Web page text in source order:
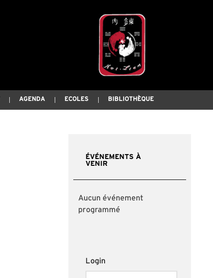
AGENDA ECOLES BIBLIOTHÈQUE
ÉVÉNEMENTS À
VENIR
Aucun événement
programmé
Login